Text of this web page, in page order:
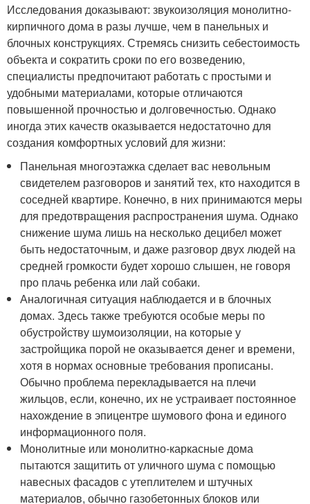
Исследования доказывают: звукоизоляция монолитно-
кирпичного дома в разы лучше, чем в панельных и
блочных конструкциях. Стремясь снизить себестоимость
объекта и сократить сроки по его возведению,
специалисты предпочитают работать с простыми и
удобными материалами, которые отличаются
повышенной прочностью и долговечностью. Однако
иногда этих качеств оказывается недостаточно для
создания комфортных условий для жизни:
Панельная многоэтажка сделает вас невольным
свидетелем разговоров и занятий тех, кто находится в
соседней квартире. Конечно, в них принимаются меры
для предотвращения распространения шума. Однако
снижение шума лишь на несколько децибел может
быть недостаточным, и даже разговор двух людей на
средней громкости будет хорошо слышен, не говоря
про плачь ребенка или лай собаки.
Аналогичная ситуация наблюдается и в блочных
домах. Здесь также требуются особые меры по
обустройству шумоизоляции, на которые у
застройщика порой не оказывается денег и времени,
хотя в нормах основные требования прописаны.
Обычно проблема перекладывается на плечи
жильцов, если, конечно, их не устраивает постоянное
нахождение в эпицентре шумового фона и единого
информационного поля.
Монолитные или монолитно-каркасные дома
пытаются защитить от уличного шума с помощью
навесных фасадов с утеплителем и штучных
материалов, обычно газобетонных блоков или